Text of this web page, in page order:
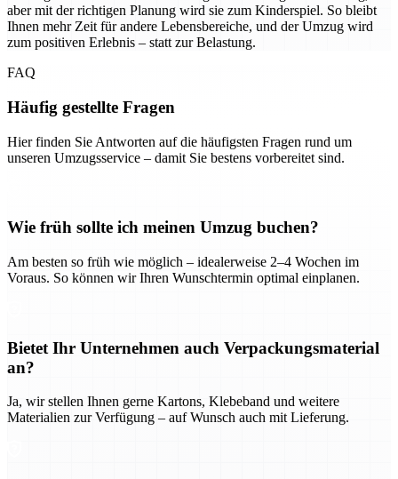
aber mit der richtigen Planung wird sie zum Kinderspiel. So bleibt
Ihnen mehr Zeit für andere Lebensbereiche, und der Umzug wird
zum positiven Erlebnis – statt zur Belastung.
FAQ
Häufig gestellte Fragen
Hier finden Sie Antworten auf die häufigsten Fragen rund um
unseren Umzugsservice – damit Sie bestens vorbereitet sind.
Wie früh sollte ich meinen Umzug buchen?
Am besten so früh wie möglich – idealerweise 2–4 Wochen im
Voraus. So können wir Ihren Wunschtermin optimal einplanen.
Bietet Ihr Unternehmen auch Verpackungsmaterial
an?
Ja, wir stellen Ihnen gerne Kartons, Klebeband und weitere
Materialien zur Verfügung – auf Wunsch auch mit Lieferung.